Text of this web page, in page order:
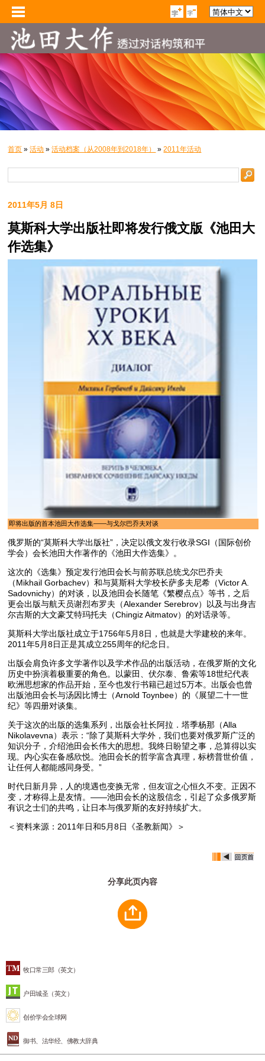
牧口常三郎（英文）
户田城圣（英文）
创价学会全球网
御书、法华经、佛教大辞典
首页 »活动 »活动档案（从2008年到2018年） »2011年活动
2011年5月 8日
莫斯科大学出版社即将发行俄文版《池田大
作选集》
即将出版的首本池田大作选集——与戈尔巴乔夫对谈
俄罗斯的“莫斯科大学出版社”，决定以俄文发行收录SGI（国际创价
学会）会长池田大作著作的《池田大作选集》。
这次的《选集》预定发行池田会长与前苏联总统戈尔巴乔夫
（Mikhail Gorbachev）和与莫斯科大学校长萨多夫尼希（Victor A.
Sadovnichy）的对谈，以及池田会长随笔《繁樱点点》等书，之后
更会出版与航天员谢烈布罗夫（Alexander Serebrov）以及与出身吉
尔吉斯的大文豪艾特玛托夫（Chingiz Aitmatov）的对话录等。
莫斯科大学出版社成立于1756年5月8日，也就是大学建校的来年。
2011年5月8日正是其成立255周年的纪念日。
出版会肩负许多文学著作以及学术作品的出版活动，在俄罗斯的文化
历史中扮演着极重要的角色。以蒙田、伏尔泰、鲁索等18世纪代表
欧洲思想家的作品开始，至今也发行书籍已超过5万本。出版会也曾
出版池田会长与汤因比博士（Arnold Toynbee）的《展望二十一世
纪》等四册对谈集。
关于这次的出版的选集系列，出版会社长阿拉．塔季杨那（Alla
Nikolavevna）表示：“除了莫斯科大学外，我们也要对俄罗斯广泛的
知识分子，介绍池田会长伟大的思想。我终日盼望之事，总算得以实
现。内心实在备感欣悦。池田会长的哲学富含真理，标榜普世价值，
让任何人都能感同身受。”
时代日新月异，人的境遇也变换无常，但友谊之心恒久不变。正因不
变，才称得上是友情。——池田会长的这股信念，引起了众多俄罗斯
有识之士们的共鸣，让日本与俄罗斯的友好持续扩大。
＜资料来源：2011年日和5月8日《圣教新闻》＞
分享此页内容